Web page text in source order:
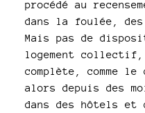
procédé au
dans la foulée,
Mais pas de
logement collectif,
complète, comme
alors depuis des
dans des hôtels et